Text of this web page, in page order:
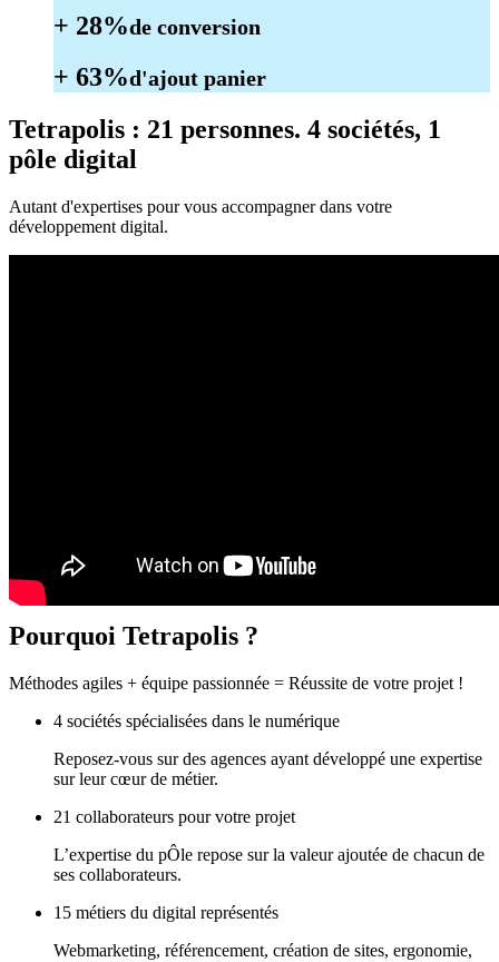
+ 28%de conversion
+ 63%d'ajout panier
Tetrapolis : 21 personnes. 4 sociétés, 1
pôle digital
Autant d'expertises pour vous accompagner dans votre
développement digital.
Pourquoi Tetrapolis ?
Méthodes agiles + équipe passionnée = Réussite de votre projet !
4 sociétés spécialisées dans le numérique
Reposez-vous sur des agences ayant développé une expertise
sur leur cœur de métier.
21 collaborateurs pour votre projet
L’expertise du pÔle repose sur la valeur ajoutée de chacun de
ses collaborateurs.
15 métiers du digital représentés
Webmarketing, référencement, création de sites, ergonomie,